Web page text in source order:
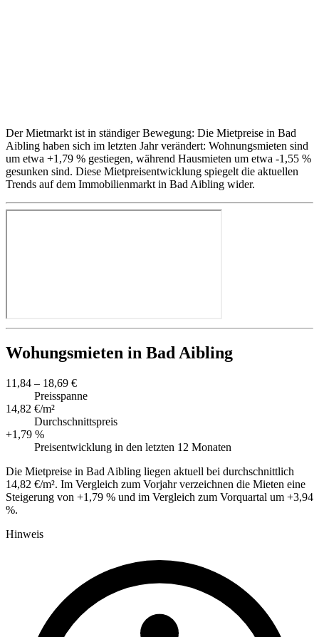
Der Mietmarkt ist in ständiger Bewegung: Die Mietpreise in Bad
Aibling haben sich im letzten Jahr verändert: Wohnungsmieten sind
um etwa +1,79 % gestiegen, während Hausmieten um etwa -1,55 %
gesunken sind. Diese Mietpreisentwicklung spiegelt die aktuellen
Trends auf dem Immobilienmarkt in Bad Aibling wider.
Wohungsmieten in Bad Aibling
11,84 – 18,69 €
Preisspanne
14,82 €/m²
Durchschnittspreis
+1,79 %
Preisentwicklung in den letzten 12 Monaten
Die Mietpreise in Bad Aibling liegen aktuell bei durchschnittlich
14,82 €/m². Im Vergleich zum Vorjahr verzeichnen die Mieten eine
Steigerung von +1,79 % und im Vergleich zum Vorquartal um +3,94
%.
Hinweis